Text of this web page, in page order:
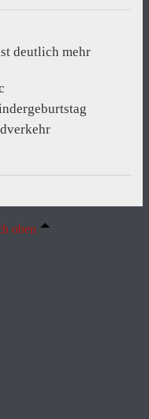
deutlich mehr
oben